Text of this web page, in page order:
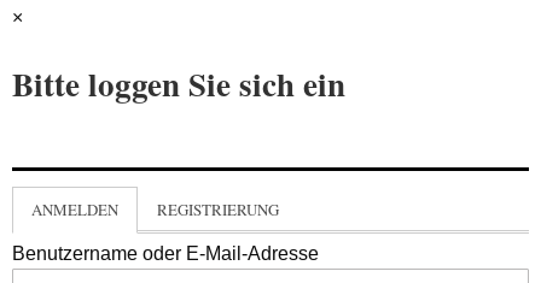
×
Bitte loggen Sie sich ein
ANMELDEN REGISTRIERUNG
Benutzername oder E-Mail-Adresse